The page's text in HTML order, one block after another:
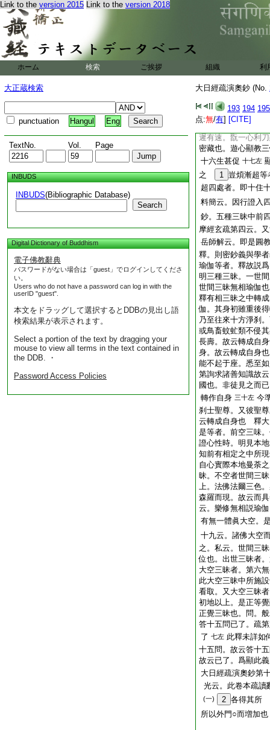
Link to the version 2015 Link to the version 2018
ホーム 検索 ご挨拶 組織 利
大正蔵検索
punctuation Hangul Eng
TextNo. Vol. Page
INBUDS
INBUDS(Bibliographic Database)
Search
Digital Dictionary of Buddhism
電子佛教辭典
パスワードがない場合は「guest」でログインしてくださ
い。
Users who do not have a password can log in with the
userID "guest".
本文をドラッグして選択するとDDBの見出し語
検索結果が表示されます。
Select a portion of the text by dragging your
mouse to view all terms in the text contained in
the DDB. ・
Password Access Policies
大日經疏演奧鈔 (No.
193 194 195
点:無/有] [CITE]
中。住如來清淨禪
之住。常依離念之
大菩提路由此致焉
十卷楞伽第三。説
來地故。入内身聖
行入如來地上上證
修行之相 四之二
十左
内
與當經所説冥會。
遲有速。翫一心利
密藏也。遊心顯教
十六生甚促 十七左
之
1 豈煩漸超等
超四處者。即十住
料簡云。因行證入
鈔。五種三昧中前
摩經玄疏第四云。
岳師解云。即是圓
釋。則密鈔義與學
瑜伽等者。釋故説
明三種三昧。一世
世間三昧無相瑜伽
釋有相三昧之中轉
伽。其身初雖重後
乃至往來十方淨刹
或鳥畜蚊虻類不侵
長壽。故云轉成自
身。故云轉成自身
能不起于座。悉至
第詢求諸善知識故
國也。非徒見之而
轉作自身 三十左 今
刹士聖尊。又彼聖
云轉成自身也 釋大
是等者。前空三味
證心性時。明見本
知前有相定之中所
自心實際本地曼荼
昧。不空者世間三
上。法佛法爾三色
森羅而現。故云而
云。樂修無相説瑜
有無一體眞大空。
十九云。諸佛大空
之。私云。世間三
位也。出世三昧者
大空三昧者。第六
此大空三昧中所施
看取。又大空三昧
初地以上。是正等
正覺三昧也。問。
答十五問已了。疏
了 七左 此釋未詳如
十五問。故云答十
故云已了。爲顯此
大日經疏演奧鈔第
光云。此卷本疏讀
(一) 2 各得其所
所以外門○而増加